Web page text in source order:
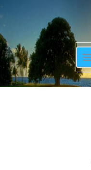
Toggle
navigation